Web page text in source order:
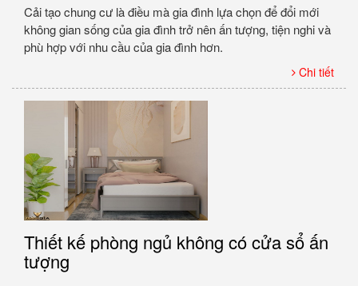
Cải tạo chung cư là điều mà gia đình lựa chọn để đổi mới
không gian sống của gia đình trở nên ấn tượng, tiện nghi và
phù hợp với nhu cầu của gia đình hơn.
Chi tiết
Thiết kế phòng ngủ không có cửa sổ ấn
tượng